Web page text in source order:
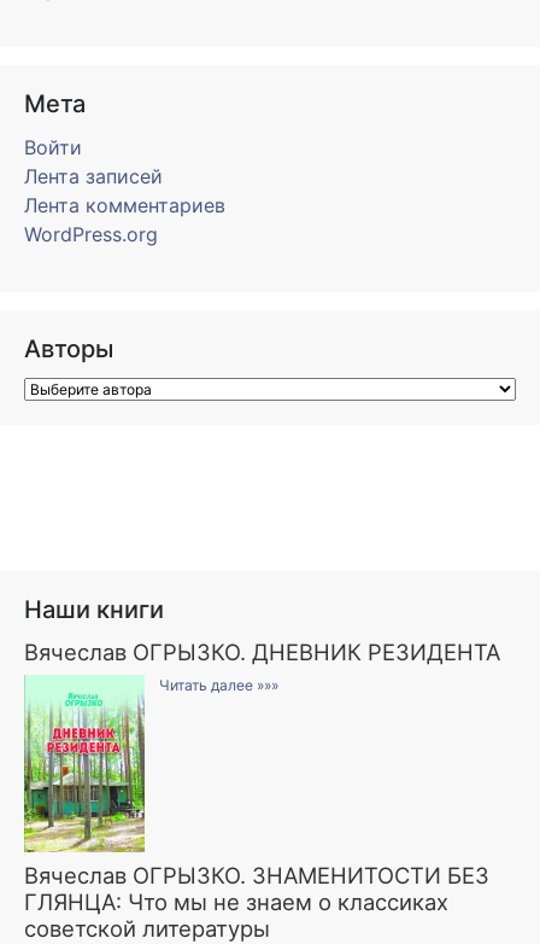
Мета
Войти
Лента записей
Лента комментариев
WordPress.org
Авторы
Наши книги
Вячеслав ОГРЫЗКО. ДНЕВНИК РЕЗИДЕНТА
Читать далее »»»
Вячеслав ОГРЫЗКО. ЗНАМЕНИТОСТИ БЕЗ
ГЛЯНЦА: Что мы не знаем о классиках
советской литературы